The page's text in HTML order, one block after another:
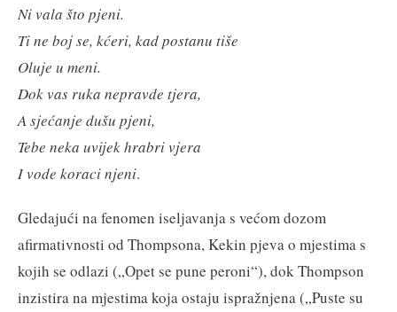
Ni vala što pjeni.
Ti ne boj se, kćeri, kad postanu tiše
Oluje u meni.
Dok vas ruka nepravde tjera,
A sjećanje dušu pjeni,
Tebe neka uvijek hrabri vjera
I vode koraci njeni.
Gledajući na fenomen iseljavanja s većom dozom
afirmativnosti od Thompsona, Kekin pjeva o mjestima s
kojih se odlazi („Opet se pune peroni“), dok Thompson
inzistira na mjestima koja ostaju ispražnjena („Puste su